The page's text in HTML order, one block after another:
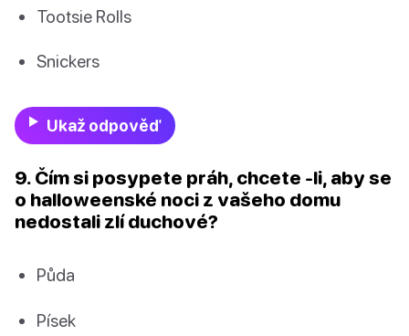
Tootsie Rolls
Snickers
Ukaž odpověď
9. Čím si posypete práh, chcete -li, aby se
o halloweenské noci z vašeho domu
nedostali zlí duchové?
Půda
Písek